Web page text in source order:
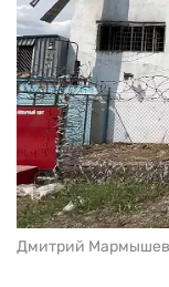
Дмитрий